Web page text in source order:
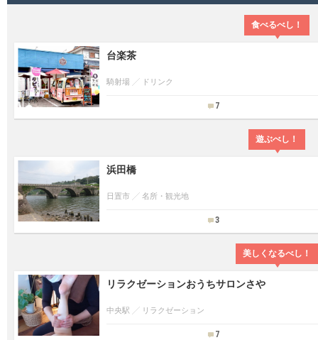
食べるべし！
台楽茶
騎射場 ドリンク
7
遊ぶべし！
浜田橋
日置市 名所・観光地
3
美しくなるべし！
リラクゼーションおうちサロンさや
中央駅 リラクゼーション
7